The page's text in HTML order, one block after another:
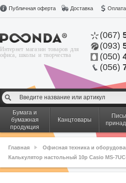
Публичная оферта Доставка Оплата
Интернет магазин товаров для
офиса, школы и творчества
(067)
(093)
(050)
(056)
Бумага и
бумажная
продукция
Канцтовары
Главная Офисная техника и
Калькулятор настольный 10р Casio MS-